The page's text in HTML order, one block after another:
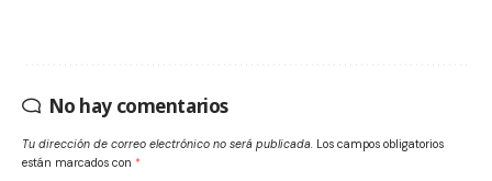
No hay comentarios
Tu dirección de correo electrónico no será publicada. Los campos obligatorios
están marcados con *